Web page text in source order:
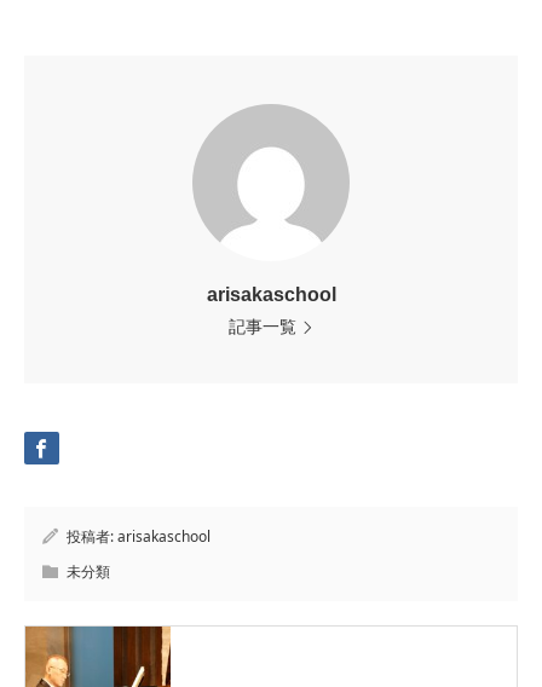
arisakaschool
記事一覧
投稿者:arisakaschool
未分類